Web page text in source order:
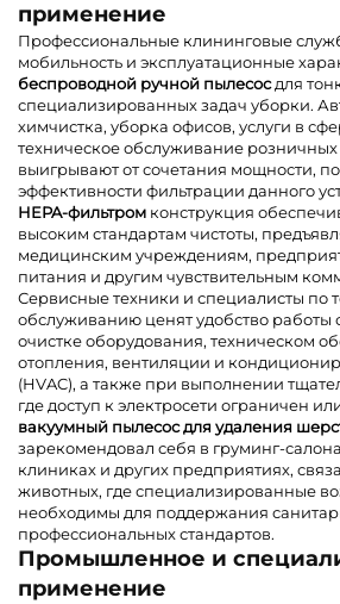
применение
Профессиональные клининговые
мобильность и эксплуатационные
беспроводной ручной пылесосдля
специализированных задач уборки.
химчистка, уборка офисов, услуги в
техническое обслуживание розничных
выигрывают от сочетания мощности,
эффективности фильтрации данного
HEPA-фильтром конструкция
высоким стандартам чистоты,
медицинским учреждениям,
питания и другим чувствительным
Сервисные техники и специалисты по
обслуживанию ценят удобство работы
очистке оборудования, техническом
отопления, вентиляции и
(HVAC), а также при выполнении
где доступ к электросети ограничен
вакуумный пылесос для удаления
зарекомендовал себя в груминг-
клиниках и других предприятиях,
животных, где специализированные
необходимы для поддержания
профессиональных стандартов.
Промышленное и
применение